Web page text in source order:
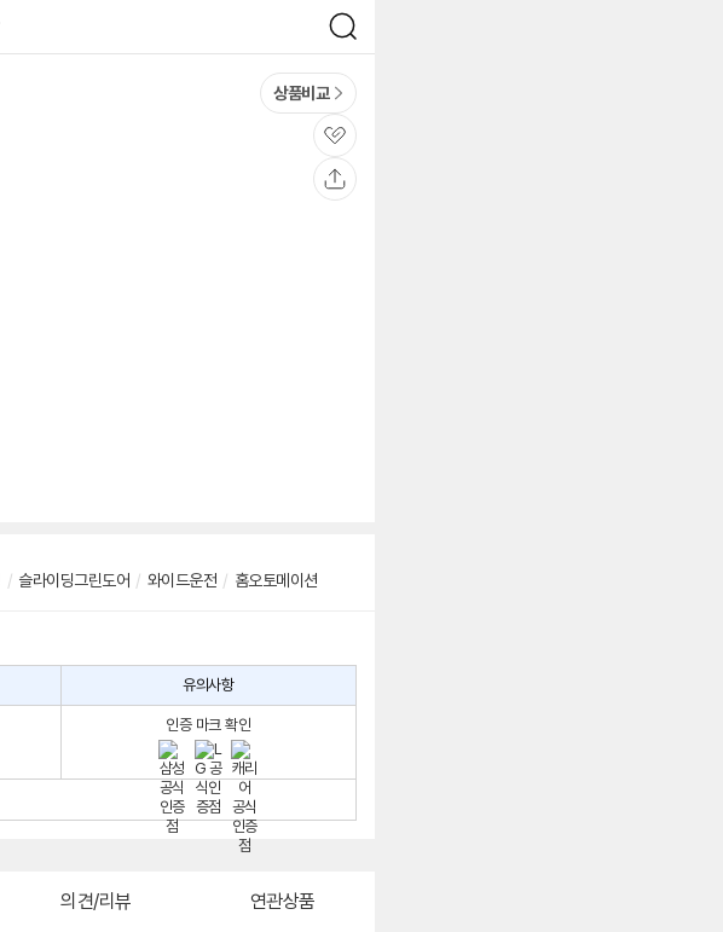
검
색
상품비교
관
심
/ 슬라이딩그린도어 / 와이드운전 / 홈오토메이션
유의사항
인증 마크 확인
의견/리뷰 연관상품